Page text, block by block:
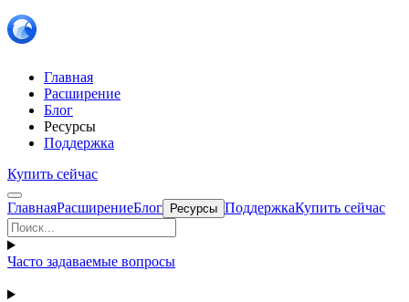
Главная
Расширение
Блог
Ресурсы
Поддержка
Купить сейчас
ГлавнаяРасширениеБлог Ресурсы ПоддержкаКупить сейчас
Часто задаваемые вопросы